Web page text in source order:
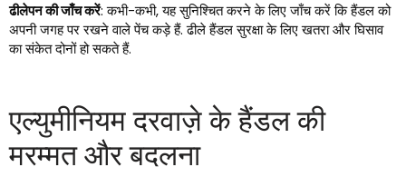
ढीलेपन की जाँच करें: कभी-कभी, यह सुनिश्चित करने के लिए जाँच करें कि हैंडल को
अपनी जगह पर रखने वाले पेंच कड़े हैं. ढीले हैंडल सुरक्षा के लिए खतरा और घिसाव
का संकेत दोनों हो सकते हैं.
एल्युमीनियम दरवाज़े के हैंडल की
मरम्मत और बदलना